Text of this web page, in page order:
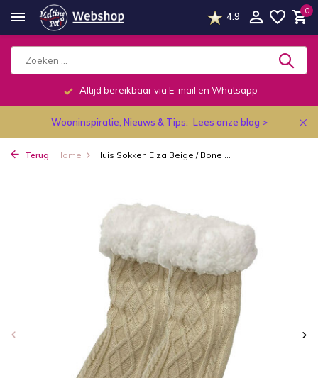
4.9
0
Altijd bereikbaar via E-mail en Whatsapp
Wooninspiratie, Nieuws & Tips: Lees onze blog >
Terug Home Huis Sokken Elza Beige / Bone ...